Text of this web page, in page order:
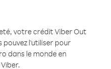
votre crédit Viber Out
pouvez l'utiliser pour
dans le monde en